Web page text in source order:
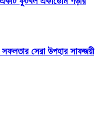
সেরা উপহার সাফজয়ী